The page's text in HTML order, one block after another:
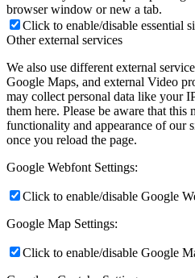
browser window or new a tab.
Click to enable/disable essential
Other external services
We also use different external
Google Maps, and external Video
may collect personal data like your
them here. Please be aware that this
functionality and appearance of our
once you reload the page.
Google Webfont Settings:
Click to enable/disable Google
Google Map Settings:
Click to enable/disable Google